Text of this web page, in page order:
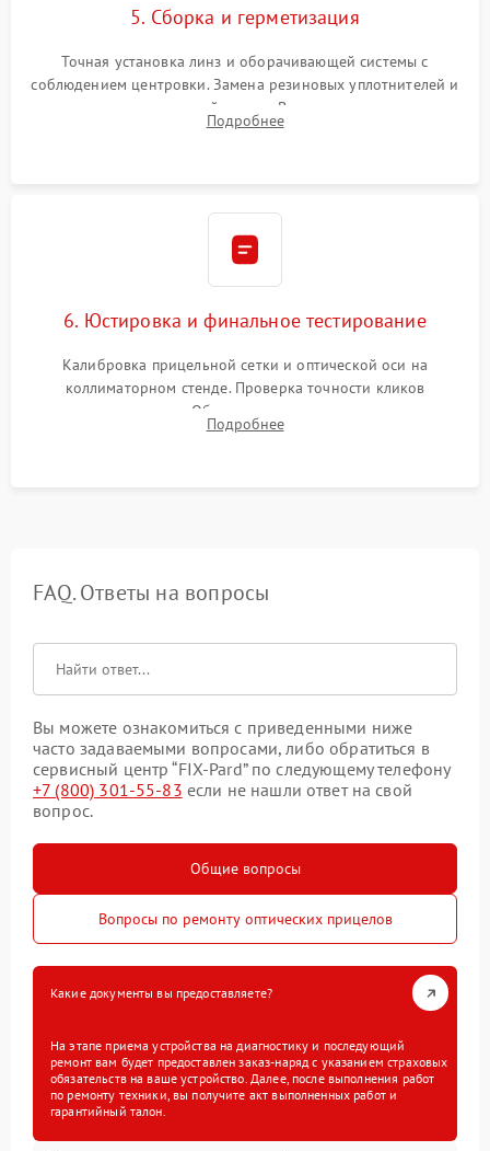
5. Сборка и герметизация
Точная установка линз и оборачивающей системы с
соблюдением центровки. Замена резиновых уплотнителей и
нанесение влагозащитной смазки. Вакуумирование корпуса
и заполнение его осушенным азотом или аргоном для
Подробнее
6. Юстировка и финальное тестирование
Калибровка прицельной сетки и оптической оси на
коллиматорном стенде. Проверка точности кликов
механизма поправок. Обязательное испытание прицела на
ударном стенде для проверки устойчивости к отдаче и
Подробнее
FAQ. Ответы на вопросы
Вы можете ознакомиться с приведенными ниже
часто задаваемыми вопросами, либо обратиться в
сервисный центр “FIX-Pard” по следующему телефону
+7 (800) 301-55-83 если не нашли ответ на свой
вопрос.
Общие вопросы
Вопросы по ремонту оптических прицелов
Какие документы вы предоставляете?
На этапе приема устройства на диагностику и последующий
ремонт вам будет предоставлен заказ-наряд с указанием страховых
обязательств на ваше устройство. Далее, после выполнения работ
по ремонту техники, вы получите акт выполненных работ и
гарантийный талон.